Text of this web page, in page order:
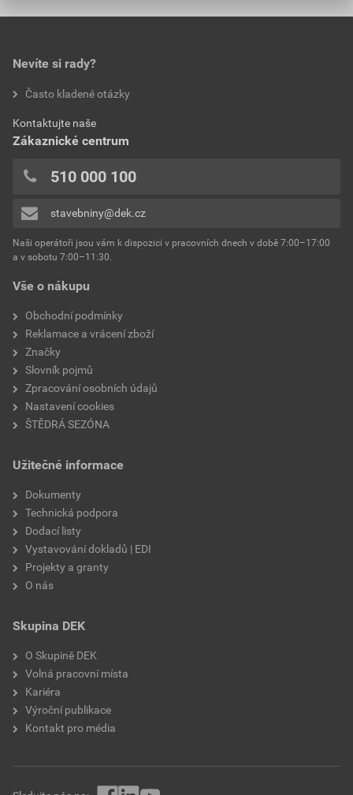
0,0
hodnotilo 0 uživatelů
Přidávat hodnocení může pouze přihlášený uživatel.
Vše o nákupu
Obchodní podmínky
Reklamace a vrácení zboží
Značky
Slovník pojmů
Zpracování osobních údajů
Nastavení cookies
ŠTĚDRÁ SEZÓNA
Užitečné informace
Dokumenty
Technická podpora
Dodací listy
Vystavování dokladů | EDI
Projekty a granty
O nás
Skupina DEK
O Skupině DEK
Volná pracovní místa
Kariéra
Výroční publikace
Kontakt pro média
Nevíte si rady?
Často kladené otázky
Kontaktujte naše
Zákaznické centrum
510 000 100
stavebniny@dek.cz
Naši operátoři jsou vám k dispozici v pracovních dnech v době 7:00–17:00
a v sobotu 7:00–11:30.